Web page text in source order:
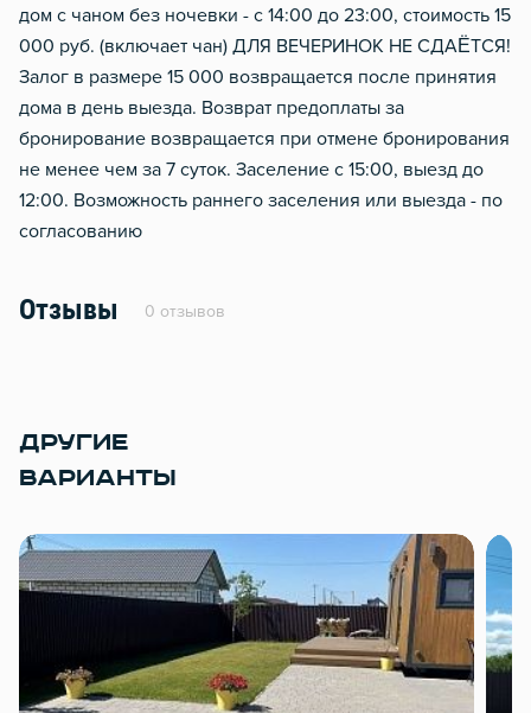
дом с чаном без ночевки - с 14:00 до 23:00, стоимость 15
000 руб. (включает чан) ДЛЯ ВЕЧЕРИНОК НЕ СДАЁТСЯ!
Залог в размере 15 000 возвращается после принятия
дома в день выезда. Возврат предоплаты за
бронирование возвращается при отмене бронирования
не менее чем за 7 суток. Заселение с 15:00, выезд до
12:00. Возможность раннего заселения или выезда - по
согласованию
Отзывы 0 отзывов
ДРУГИЕ
ВАРИАНТЫ